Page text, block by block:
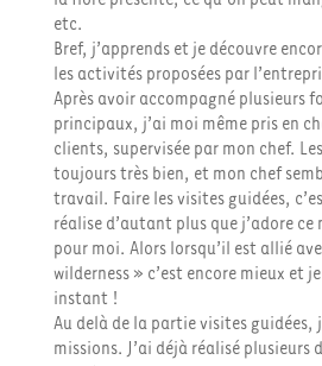
etc.
Bref, j’apprends et je découvre
les activités proposées par
Après avoir accompagné plusieurs
principaux, j’ai moi même pris en
clients, supervisée par mon chef.
toujours très bien, et mon chef
travail. Faire les visites guidées,
réalise d’autant plus que j’adore
pour moi. Alors lorsqu’il est allié
wilderness » c’est encore mieux et
instant !
Au delà de la partie visites guidées,
missions. J’ai déjà réalisé plusieurs